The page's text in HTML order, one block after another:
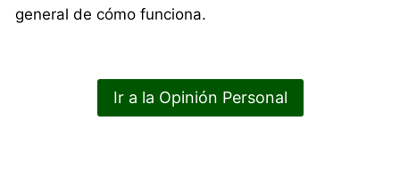
general de cómo funciona.
Ir a la Opinión Personal